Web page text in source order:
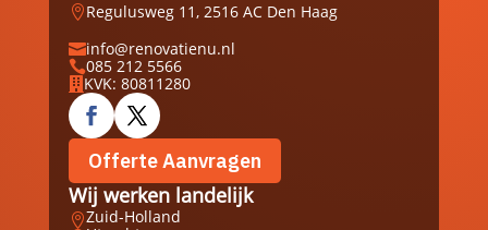
Regulusweg 11, 2516 AC Den Haag
info@renovatienu.nl
085 212 5566
 KVK: 80811280
Offerte Aanvragen
Wij werken landelijk
Zuid-Holland